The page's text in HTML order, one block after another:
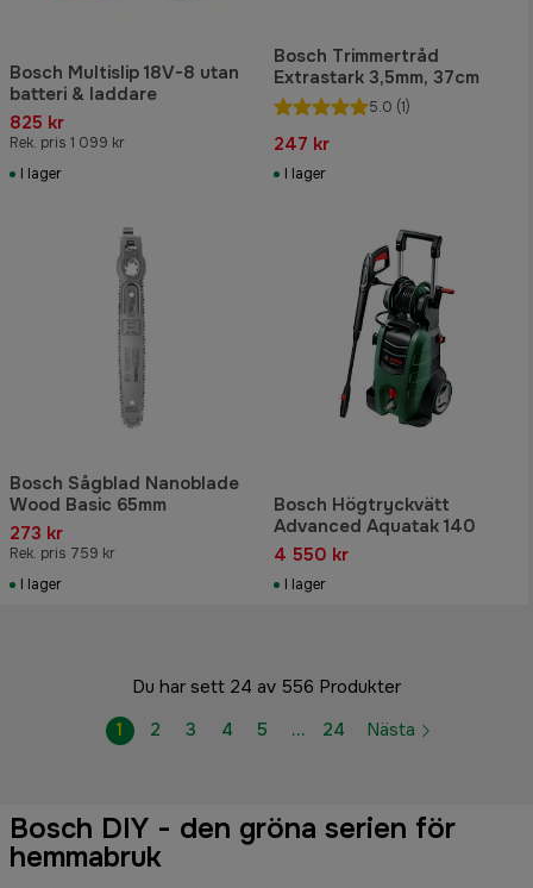
Bosch Multislip 18V-8 utan
batteri & laddare
825 kr
Rek. pris 1 099 kr
I lager
Bosch Trimmertråd
Extrastark 3,5mm, 37cm
5.0 (1)
247 kr
I lager
Bosch Sågblad Nanoblade
Wood Basic 65mm
273 kr
Rek. pris 759 kr
I lager
Bosch Högtryckvätt
Advanced Aquatak 140
4 550 kr
I lager
Du har sett 24 av 556 Produkter
1
2 3 4 5 … 24 Nästa
Bosch DIY - den gröna serien för
hemmabruk